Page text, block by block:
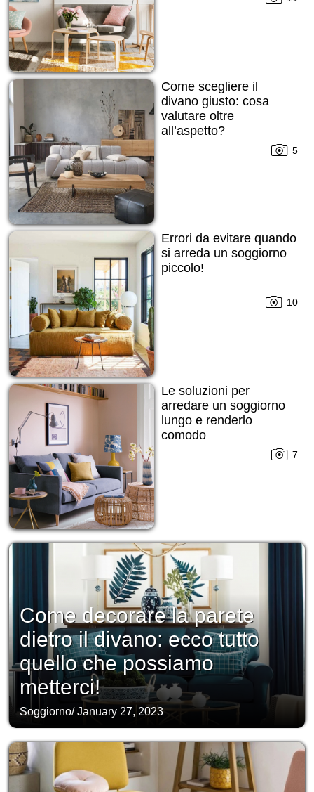
Come scegliere il
divano giusto: cosa
valutare oltre
all’aspetto?
5
Errori da evitare quando
si arreda un soggiorno
piccolo!
10
Le soluzioni per
arredare un soggiorno
lungo e renderlo
comodo
7
Come decorare la parete
dietro il divano: ecco tutto
quello che possiamo
metterci!
Soggiorno/January 27, 2023